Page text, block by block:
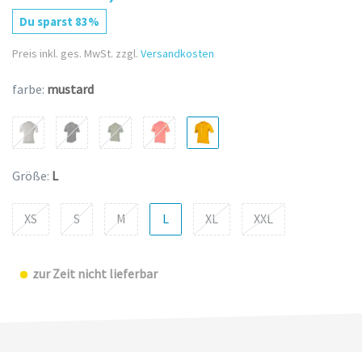
Du sparst 83%
Preis inkl. ges. MwSt. zzgl. Versandkosten
farbe: mustard
Größe: L
XS S M L XL XXL
zur Zeit nicht lieferbar